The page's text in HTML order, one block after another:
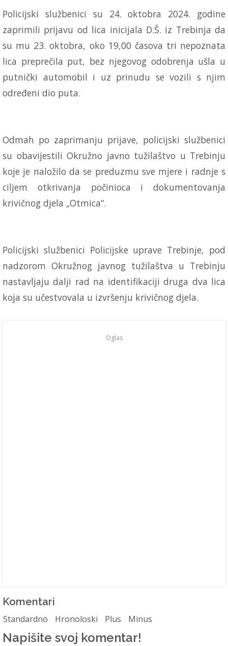
Policijski službenici su 24. oktobra 2024. godine
zaprimili prijavu od lica inicijala D.Š. iz Trebinja da
su mu 23. oktobra, oko 19,00 časova tri nepoznata
lica preprečila put, bez njegovog odobrenja ušla u
putnički automobil i uz prinudu se vozili s njim
određeni dio puta.
Odmah po zaprimanju prijave, policijski službenici
su obavijestili Okružno javno tužilaštvo u Trebinju
koje je naložilo da se preduzmu sve mjere i radnje s
ciljem otkrivanja počinioca i dokumentovanja
krivičnog djela „Otmica“.
Policijski službenici Policijske uprave Trebinje, pod
nadzorom Okružnog javnog tužilaštva u Trebinju
nastavljaju dalji rad na identifikaciji druga dva lica
koja su učestvovala u izvršenju krivičnog djela.
Oglas
Komentari
Standardno Hronoloski Plus Minus
Napišite svoj komentar!